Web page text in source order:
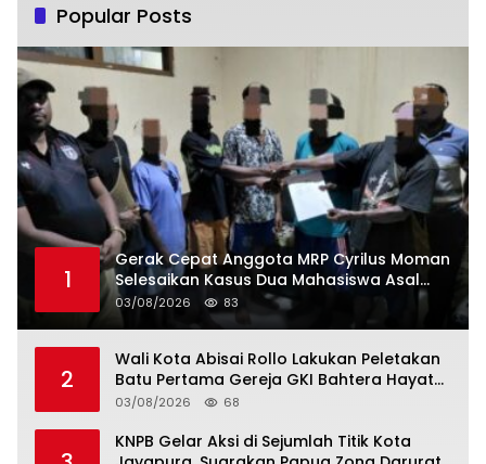
Popular Posts
1
Gerak Cepat Anggota MRP Cyrilus Moman
Selesaikan Kasus Dua Mahasiswa Asal
Yapen yang Dikeroyok
03/08/2026 83
2
Wali Kota Abisai Rollo Lakukan Peletakan
Batu Pertama Gereja GKI Bahtera Hayat
Hamadi, Serahkan Bantuan Rp200 Juta
03/08/2026 68
KNPB Gelar Aksi di Sejumlah Titik Kota